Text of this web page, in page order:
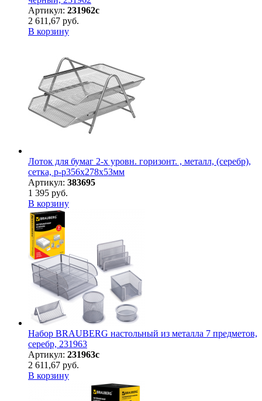
Артикул: 231962с
2 611,67 руб.
В корзину
Лоток для бумаг 2-х уровн. горизонт. , металл, (серебр),
сетка, р-р356x278x53мм
Артикул: 383695
1 395 руб.
В корзину
Набор BRAUBERG настольный из металла 7 предметов,
серебр, 231963
Артикул: 231963с
2 611,67 руб.
В корзину